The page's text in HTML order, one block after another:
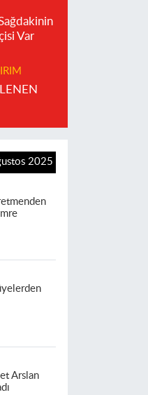
Var
2025
Arslan